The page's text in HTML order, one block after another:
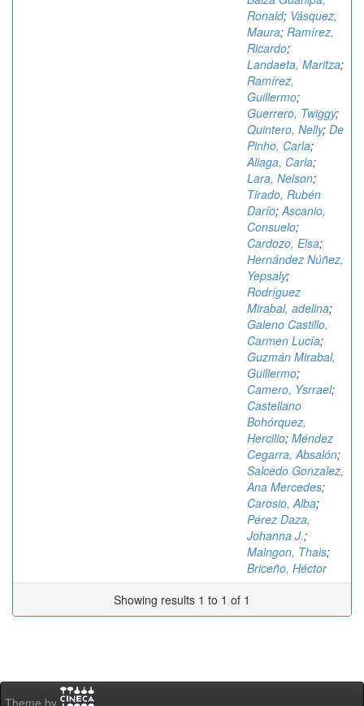
Ronald; Vásquez,
Maura; Ramírez,
Ricardo;
Landaeta, Maritza;
Ramírez,
Guillermo;
Guerrero, Twiggy;
Quintero, Nelly; De
Pinho, Carla;
Aliaga, Carla;
Lara, Nelson;
Tirado, Rubén
Darío;Ascanio,
Consuelo;
Cardozo, Elsa;
Hernández Núñez,
Yepsaly;
Rodríguez
Mirabal, adelina;
Galeno Castillo,
Carmen Lucía;
Guzmán Mirabal,
Guillermo;
Camero, Ysrrael;
Castellano
Bohórquez,
Hercilio; Méndez
Cegarra, Absalón;
Salcedo Gonzalez,
Ana Mercedes;
Carosio, Alba;
Pérez Daza,
Johanna J.;
Maingon, Thais;
Briceño, Héctor
Showing results 1 to 1 of 1